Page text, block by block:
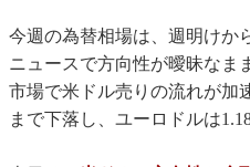
今週の為替相場は、週明けか
ニュースで方向性が曖昧なま
市場で米ドル売りの流れが加
まで下落し、ユーロドルは